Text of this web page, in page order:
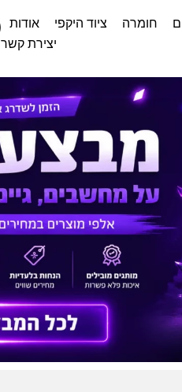
חומרה ציוד היקפי
אודות
יצירת קשר